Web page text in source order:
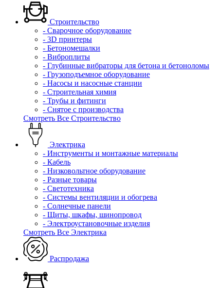
Строительство
- Сварочное оборудование
- 3D принтеры
- Бетономешалки
- Виброплиты
- Глубинные вибраторы для бетона и бетоноломы
- Грузоподъемное оборудование
- Насосы и насосные станции
- Строительная химия
- Трубы и фитинги
- Снятое с производства
Смотреть Все Строительство
Электрика
- Инструменты и монтажные материалы
- Кабель
- Низковольтное оборудование
- Разные товары
- Светотехника
- Системы вентиляции и обогрева
- Солнечные панели
- Щиты, шкафы, шинопровод
- Электроустановочные изделия
Смотреть Все Электрика
Распродажа